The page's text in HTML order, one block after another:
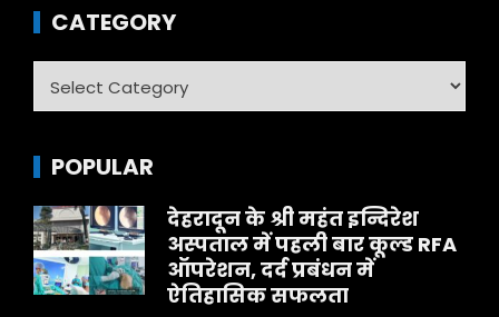
CATEGORY
POPULAR
देहरादून के श्री महंत इन्दिरेश
अस्पताल में पहली बार कूल्ड RFA
ऑपरेशन, दर्द प्रबंधन में
ऐतिहासिक सफलता